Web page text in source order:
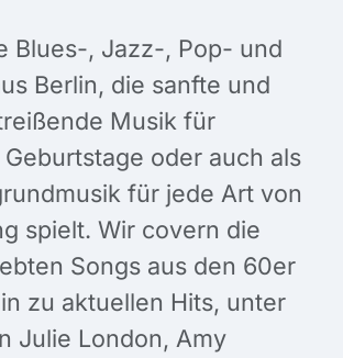
Blues-, Jazz-, Pop- und
Berlin, die sanfte und
Musik für
oder auch als
für jede Art von
spielt. Wir covern die
Songs aus den 60er
zu aktuellen Hits, unter
Julie London, Amy